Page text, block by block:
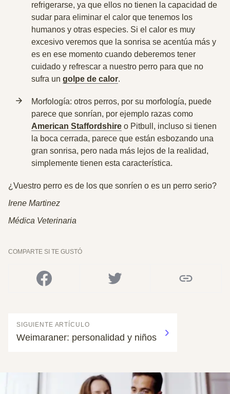
refrigerarse, ya que ellos no tienen la capacidad de
sudar para eliminar el calor que tenemos los
humanos y otras especies. Si el calor es muy
excesivo veremos que la sonrisa se acentúa más y
es en ese momento cuando deberemos tener
cuidado y refrescar a nuestro perro para que no
sufra un golpe de calor.
Morfología: otros perros, por su morfología, puede
parece que sonrían, por ejemplo razas como
American Staffordshire o Pitbull, incluso si tienen
la boca cerrada, parece que están esbozando una
gran sonrisa, pero nada más lejos de la realidad,
simplemente tienen esta característica.
¿Vuestro perro es de los que sonríen o es un perro serio?
Irene Martinez
Médica Veterinaria
COMPARTE SI TE GUSTÓ
SIGUIENTE ARTÍCULO
Weimaraner: personalidad y niños